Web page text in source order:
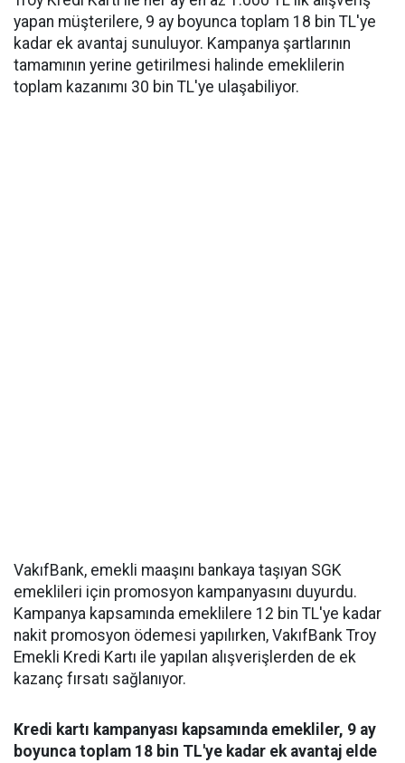
yapan müşterilere, 9 ay boyunca toplam 18 bin TL'ye
kadar ek avantaj sunuluyor. Kampanya şartlarının
tamamının yerine getirilmesi halinde emeklilerin
toplam kazanımı 30 bin TL'ye ulaşabiliyor.
VakıfBank, emekli maaşını bankaya taşıyan SGK
emeklileri için promosyon kampanyasını duyurdu.
Kampanya kapsamında emeklilere 12 bin TL'ye kadar
nakit promosyon ödemesi yapılırken, VakıfBank Troy
Emekli Kredi Kartı ile yapılan alışverişlerden de ek
kazanç fırsatı sağlanıyor.
Kredi kartı kampanyası kapsamında emekliler, 9 ay
boyunca toplam 18 bin TL'ye kadar ek avantaj elde